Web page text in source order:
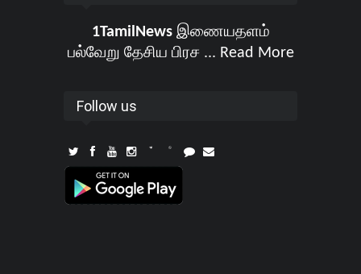
1TamilNewsஇணையதளம்
பல்வேறு தேசிய பிரச ... Read More
Follow us